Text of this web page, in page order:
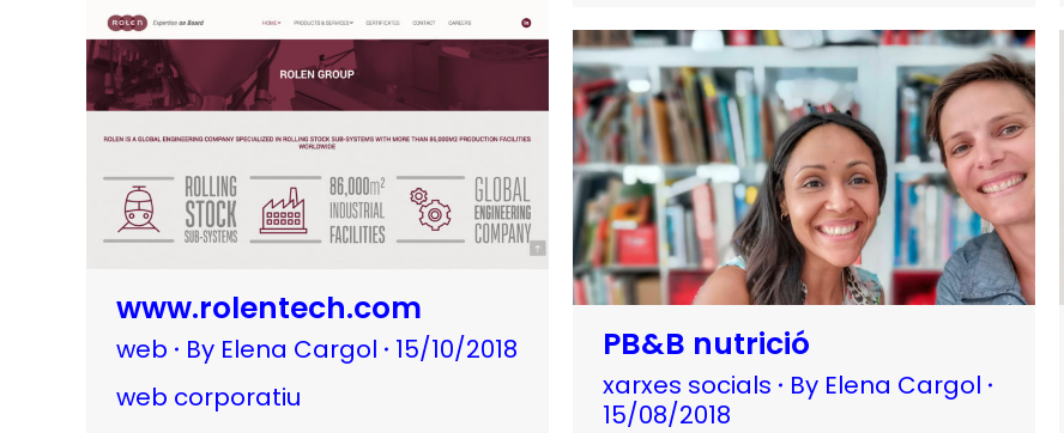
www.rolentech.com
web By Elena Cargol
15/10/2018
web corporatiu
PB&B nutrició
xarxes socials By Elena Cargol
15/08/2018